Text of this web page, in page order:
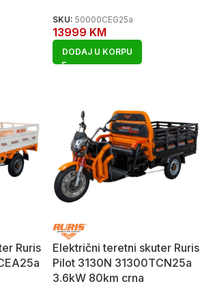
SKU: 50000CEG25a
13999 KM
DODAJ U KORPU
Ruris
Električni teretni skuter Ruris
Pilot 3130N 31300TCN25a
3.6kW 80km crna